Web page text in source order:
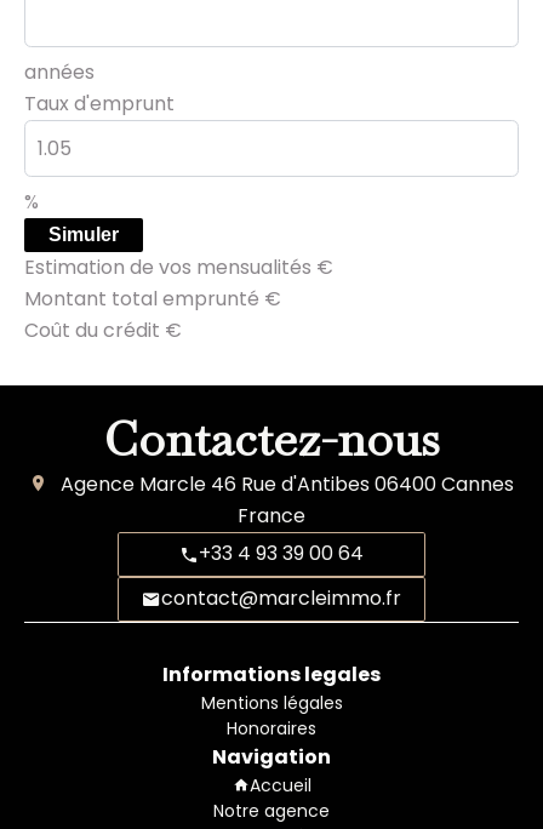
années
Taux d'emprunt
%
Simuler
Estimation de vos mensualités €
Montant total emprunté €
Coût du crédit €
Contactez-nous
Agence Marcle 46 Rue d'Antibes06400Cannes
France
+33 4 93 39 00 64
contact@marcleimmo.fr
Informations legales
Mentions légales
Honoraires
Navigation
Accueil
Notre agence